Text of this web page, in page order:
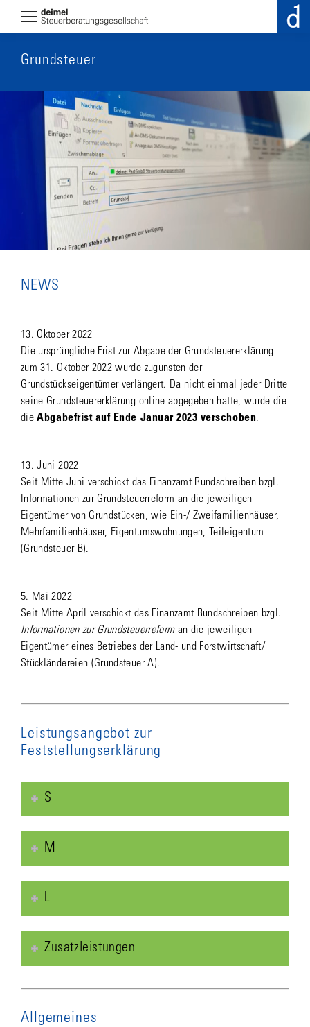
Grundsteuer
NEWS
13. Oktober 2022
Die ursprüngliche Frist zur Abgabe der Grundsteuererklärung
zum 31. Oktober 2022 wurde zugunsten der
Grundstückseigentümer verlängert. Da nicht einmal jeder Dritte
seine Grundsteuererklärung online abgegeben hatte, wurde die
dieAbgabefrist auf Ende Januar 2023 verschoben.
13. Juni 2022
Seit Mitte Juni verschickt das Finanzamt Rundschreiben bzgl.
Informationen zur Grundsteuerreform an die jeweiligen
Eigentümer von Grundstücken, wie Ein-/ Zweifamilienhäuser,
Mehrfamilienhäuser, Eigentumswohnungen, Teileigentum
(Grundsteuer B).
5. Mai 2022
Seit Mitte April verschickt das Finanzamt Rundschreiben bzgl.
Informationen zur Grundsteuerreforman die jeweiligen
Eigentümer eines Betriebes der Land- und Forstwirtschaft/
Stückländereien (Grundsteuer A).
Leistungsangebot zur
Feststellungserklärung
S
M
L
Zusatzleistungen
Allgemeines